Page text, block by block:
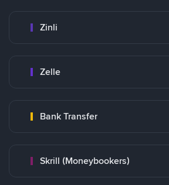
Zinli
Zelle
Bank Transfer
Skrill (Moneybookers)